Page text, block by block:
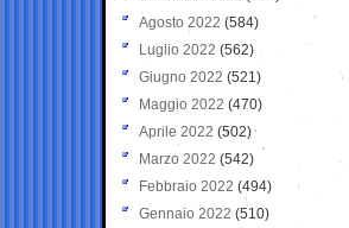
Agosto 2022 (584)
Luglio 2022 (562)
Giugno 2022 (521)
Maggio 2022 (470)
Aprile 2022 (502)
Marzo 2022 (542)
Febbraio 2022 (494)
Gennaio 2022 (510)